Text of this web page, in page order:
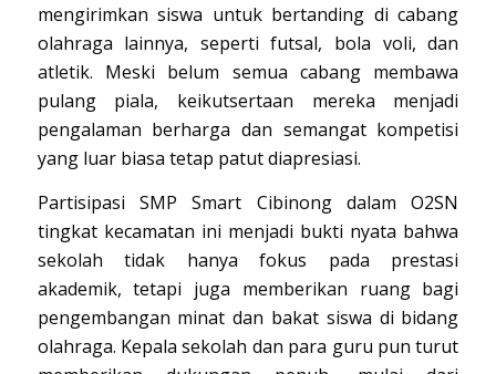
mengirimkan siswa untuk bertanding di cabang
olahraga lainnya, seperti futsal, bola voli, dan
atletik. Meski belum semua cabang membawa
pulang piala, keikutsertaan mereka menjadi
pengalaman berharga dan semangat kompetisi
yang luar biasa tetap patut diapresiasi.
Partisipasi SMP Smart Cibinong dalam O2SN
tingkat kecamatan ini menjadi bukti nyata bahwa
sekolah tidak hanya fokus pada prestasi
akademik, tetapi juga memberikan ruang bagi
pengembangan minat dan bakat siswa di bidang
olahraga. Kepala sekolah dan para guru pun turut